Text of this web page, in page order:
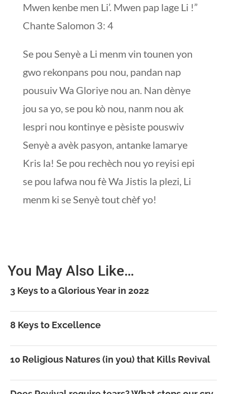
Mwen kenbe men Li’. Mwen pap lage Li !”
Chante Salomon 3: 4
Se pou Senyè a Li menm vin tounen yon
gwo rekonpans pou nou, pandan nap
pousuiv Wa Gloriye nou an. Nan dènye
jou sa yo, se pou kò nou, nanm nou ak
lespri nou kontinye e pèsiste pouswiv
Senyè a avèk pasyon, antanke lamarye
Kris la! Se pou rechèch nou yo reyisi epi
se pou lafwa nou fè Wa Jistis la plezi, Li
menm ki se Senyè tout chèf yo!
You May Also Like…
3 Keys to a Glorious Year in 2022
8 Keys to Excellence
10 Religious Natures (in you) that Kills Revival